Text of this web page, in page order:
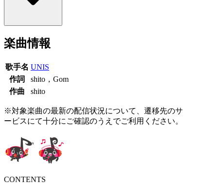
楽曲情報
歌手名 UNIS
作詞
shito，Gom
作曲
shito
※対象楽曲の最新の配信状況について、遷移先のサ
ービスにて十分にご確認のうえでご利用ください。
CONTENTS